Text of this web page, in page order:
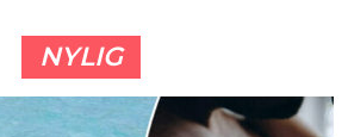
NYLIG